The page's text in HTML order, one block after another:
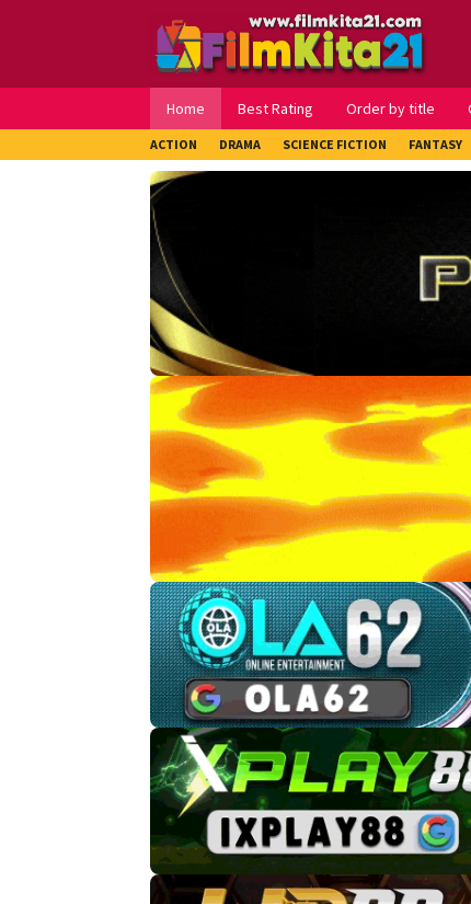
Home Best Rating Order by title
ACTION DRAMA SCIENCE FICTION FANTASY